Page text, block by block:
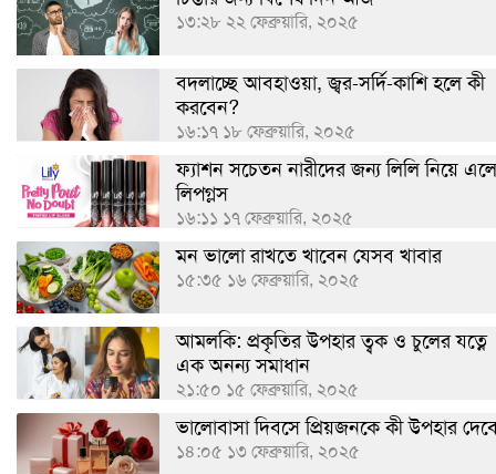
১৩:২৮ ২২ ফেব্রুয়ারি, ২০২৫
বদলাচ্ছে আবহাওয়া, জ্বর-সর্দি-কাশি হলে কী
করবেন?
১৬:১৭ ১৮ ফেব্রুয়ারি, ২০২৫
ফ্যাশন সচেতন নারীদের জন্য লিলি নিয়ে
লিপগ্লস
১৬:১১ ১৭ ফেব্রুয়ারি, ২০২৫
মন ভালো রাখতে খাবেন যেসব খাবার
১৫:৩৫ ১৬ ফেব্রুয়ারি, ২০২৫
আমলকি: প্রকৃতির উপহার ত্বক ও চুলের যত্নে
এক অনন্য সমাধান
২১:৫০ ১৫ ফেব্রুয়ারি, ২০২৫
ভালোবাসা দিবসে প্রিয়জনকে কী উপহার
১৪:০৫ ১৩ ফেব্রুয়ারি, ২০২৫